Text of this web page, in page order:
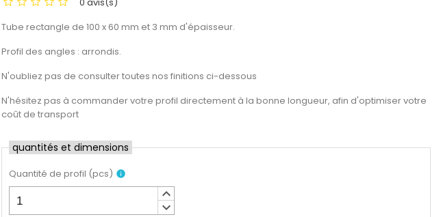
0 avis(s)
Tube rectangle de 100 x 60 mm et 3 mm d'épaisseur.
Profil des angles : arrondis.
N'oubliez pas de consulter toutes nos finitions ci-dessous
N'hésitez pas à commander votre profil directement à la bonne longueur, afin d'optimiser votre
coût de transport
quantités et dimensions
Quantité de profil (pcs) info
keyboard_arrow_up
keyboard_arrow_down